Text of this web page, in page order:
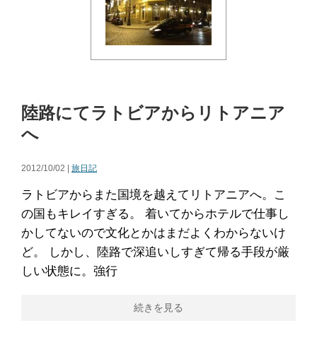
陸路にてラトビアからリトアニア
へ
2012/10/02 | 旅日記
ラトビアからまた国境を越えてリトアニアへ。こ
の国もキレイすぎる。 着いてからホテルで仕事し
かしてないので文化とかはまだよくわからないけ
ど。 しかし、陸路で深追いしすぎて帰る手段が厳
しい状態に。強行
続きを見る